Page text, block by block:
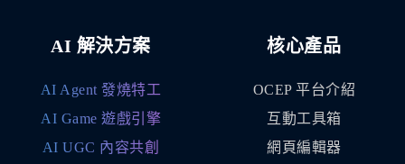
AI 解決方案
AI Agent 發燒特工
AI Game 遊戲引擎
AI UGC 內容共創
核心產品
OCEP 平台介紹
互動工具箱
網頁編輯器